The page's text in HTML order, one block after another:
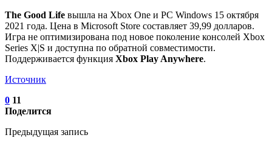
The Good Life вышла на Xbox One и PC Windows 15 октября
2021 года. Цена в Microsoft Store составляет 39,99 долларов.
Игра не оптимизирована под новое поколение консолей Xbox
Series X|S и доступна по обратной совместимости.
Поддерживается функция Xbox Play Anywhere.
Источник
0 11
Поделится
Предыдущая запись